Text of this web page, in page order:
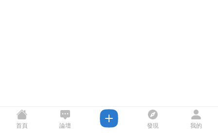
首頁 論壇 發現 我的